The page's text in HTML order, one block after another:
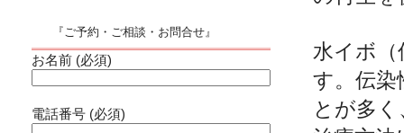
水イボ
す。伝染
とが多
『ご予約・ご相談・お問合せ』
お名前 (必須)
電話番号 (必須)